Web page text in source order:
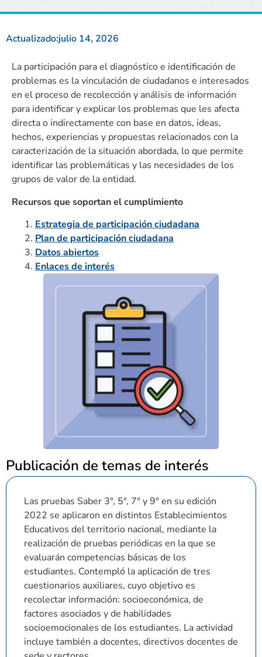
Actualizado:julio 14, 2026
La participación para el diagnóstico e identificación de
problemas es la vinculación de ciudadanos e interesados
en el proceso de recolección y análisis de información
para identificar y explicar los problemas que les afecta
directa o indirectamente con base en datos, ideas,
hechos, experiencias y propuestas relacionados con la
caracterización de la situación abordada, lo que permite
identificar las problemáticas y las necesidades de los
grupos de valor de la entidad.
Recursos que soportan el cumplimiento
Estrategia de participación ciudadana
Plan de participación ciudadana
Datos abiertos
Enlaces de interés
Publicación de temas de interés
Las pruebas Saber 3°, 5°, 7° y 9° en su edición
2022 se aplicaron en distintos Establecimientos
Educativos del territorio nacional, mediante la
realización de pruebas periódicas en la que se
evaluarán competencias básicas de los
estudiantes. Contempló la aplicación de tres
cuestionarios auxiliares, cuyo objetivo es
recolectar información: socioeconómica, de
factores asociados y de habilidades
socioemocionales de los estudiantes. La actividad
incluye también a docentes, directivos docentes de